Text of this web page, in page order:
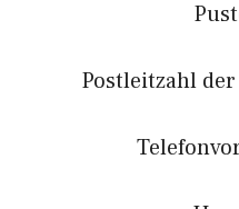
Postleitzahl